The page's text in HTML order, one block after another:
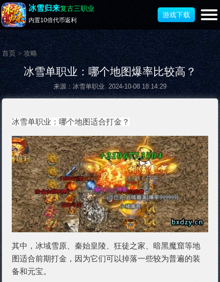
冰雪归来复古三职业
内置10倍代币返利
游戏下载
首页 >攻略
冰雪单职业：哪个地图爆率比较高？
来源：冰雪单职业 2024-10-08 18:14:29
冰雪单职业：哪个地图适合打金？
其中，冰域雪原、秦始皇陵、狂徒之家、暗黑魔窟等地
图适合前期打金，因为它们可以掉落一些较为普遍的装
备和元宝。